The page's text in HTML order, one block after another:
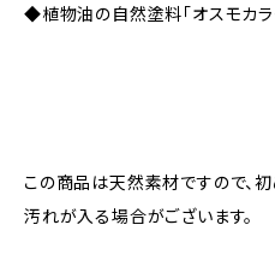
◆植物油の自然塗料「オスモカ
この商品は天然素材ですので、初
汚れが入る場合がございます。